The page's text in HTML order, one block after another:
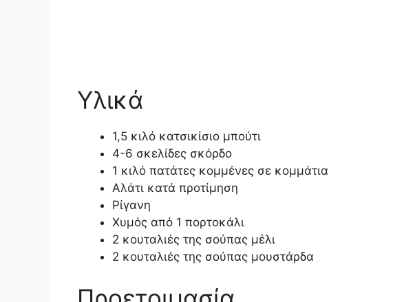
Υλικά
1,5 κιλό κατσικίσιο μπούτι
4-6 σκελίδες σκόρδο
1 κιλό πατάτες κομμένες σε κομμάτια
Αλάτι κατά προτίμηση
Ρίγανη
Χυμός από 1 πορτοκάλι
2 κουταλιές της σούπας μέλι
2 κουταλιές της σούπας μουστάρδα